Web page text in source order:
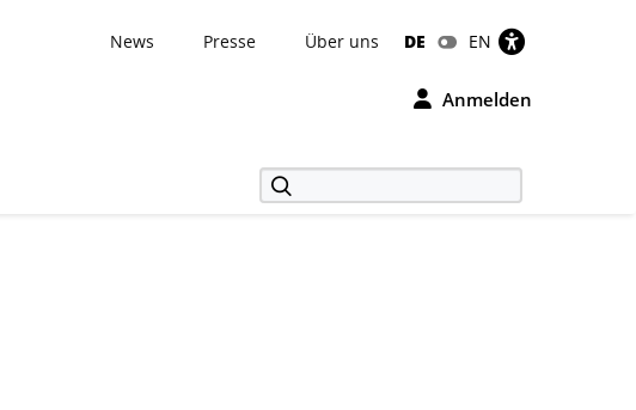
News Presse Über uns DE EN
Anmelden